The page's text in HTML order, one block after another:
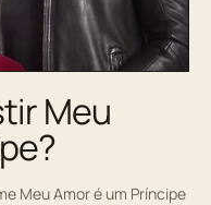
Meu
Meu Amor é um Príncipe